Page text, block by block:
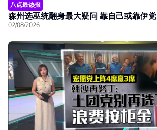
八点最热报
森州选巫统翻身最大疑问 靠自己或靠伊党
02/08/2026